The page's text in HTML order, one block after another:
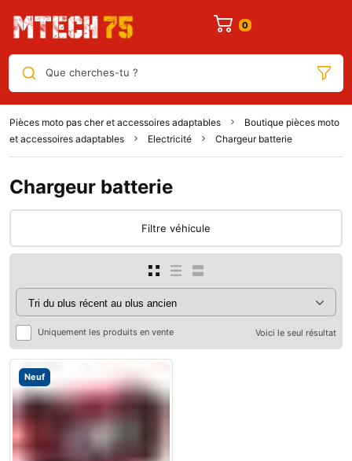
Que cherches-tu ?
Pièces moto pas cher et accessoires adaptables
Boutique pièces moto
et accessoires adaptables
Electricité Chargeur batterie
Chargeur batterie
Filtre véhicule
Uniquement les produits en vente Voici le seul résultat
Neuf